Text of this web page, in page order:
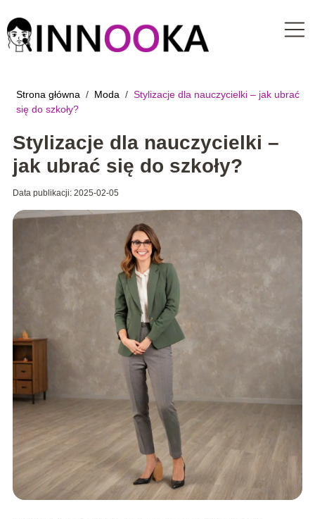
Strona główna / Moda / Stylizacje dla nauczycielki – jak ubrać
się do szkoły?
Stylizacje dla nauczycielki –
jak ubrać się do szkoły?
Data publikacji: 2025-02-05